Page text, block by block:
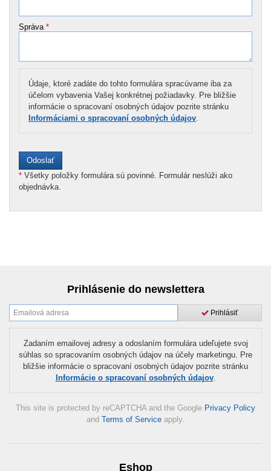
Správa *
Údaje, ktoré zadáte do tohto formulára spracúvame iba za
účelom vybavenia Vašej konkrétnej požiadavky. Pre bližšie
informácie o spracovaní osobných údajov pozrite stránku
Informáciami o spracovaní osobných údajov
* Všetky položky formulára sú povinné. Formulár neslúži ako
objednávka.
Prihlásenie do newslettera
Prihlásiť
Zadaním emailovej adresy a odoslaním formulára udeľujete svoj
súhlas so spracovaním osobných údajov na účely marketingu. Pre
bližšie informácie o spracovaní osobných údajov pozrite stránku
Informácie o spracovaní osobných údajov.
This site is protected by reCAPTCHA and the Google Privacy Policy
and Terms of Service apply.
Eshop